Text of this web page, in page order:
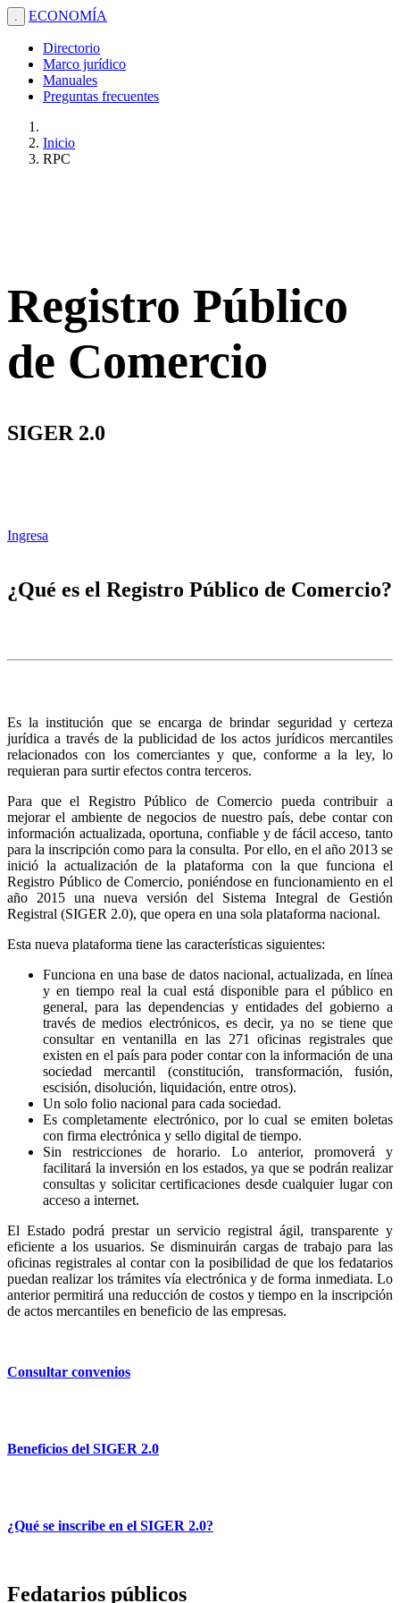
. ECONOMÍA
Directorio
Marco jurídico
Manuales
Preguntas frecuentes
Inicio
RPC
Registro Público
de Comercio
SIGER 2.0
Ingresa
¿Qué es el Registro Público de Comercio?
Es la institución que se encarga de brindar seguridad y certeza
jurídica a través de la publicidad de los actos jurídicos mercantiles
relacionados con los comerciantes y que, conforme a la ley, lo
requieran para surtir efectos contra terceros.
Para que el Registro Público de Comercio pueda contribuir a
mejorar el ambiente de negocios de nuestro país, debe contar con
información actualizada, oportuna, confiable y de fácil acceso, tanto
para la inscripción como para la consulta. Por ello, en el año 2013 se
inició la actualización de la plataforma con la que funciona el
Registro Público de Comercio, poniéndose en funcionamiento en el
año 2015 una nueva versión del Sistema Integral de Gestión
Registral (SIGER 2.0), que opera en una sola plataforma nacional.
Esta nueva plataforma tiene las características siguientes:
Funciona en una base de datos nacional, actualizada, en línea
y en tiempo real la cual está disponible para el público en
general, para las dependencias y entidades del gobierno a
través de medios electrónicos, es decir, ya no se tiene que
consultar en ventanilla en las 271 oficinas registrales que
existen en el país para poder contar con la información de una
sociedad mercantil (constitución, transformación, fusión,
escisión, disolución, liquidación, entre otros).
Un solo folio nacional para cada sociedad.
Es completamente electrónico, por lo cual se emiten boletas
con firma electrónica y sello digital de tiempo.
Sin restricciones de horario. Lo anterior, promoverá y
facilitará la inversión en los estados, ya que se podrán realizar
consultas y solicitar certificaciones desde cualquier lugar con
acceso a internet.
El Estado podrá prestar un servicio registral ágil, transparente y
eficiente a los usuarios. Se disminuirán cargas de trabajo para las
oficinas registrales al contar con la posibilidad de que los fedatarios
puedan realizar los trámites vía electrónica y de forma inmediata. Lo
anterior permitirá una reducción de costos y tiempo en la inscripción
de actos mercantiles en beneficio de las empresas.
Consultar convenios
Beneficios del SIGER 2.0
¿Qué se inscribe en el SIGER 2.0?
Fedatarios públicos